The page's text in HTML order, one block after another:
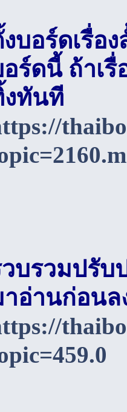
บอร์ดเรื่อ
ร์ดนี้ ถ้าเ
ทันที
บรวมปรับ
อ่านก่อน